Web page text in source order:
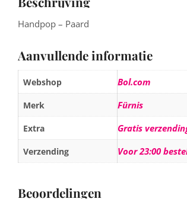
Handpop – Paard
Aanvullende informatie
Webshop Bol.com
Merk Fürnis
Extra Gratis
Verzending Voor 23:00
Beoordelingen